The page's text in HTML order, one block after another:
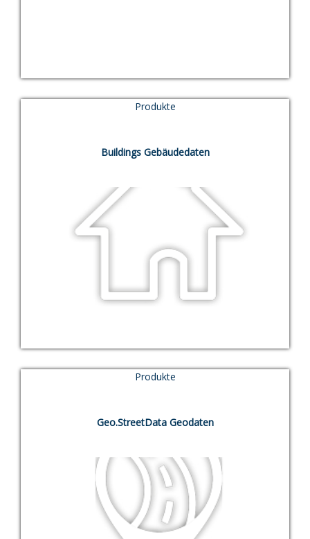
Produkte
Buildings Gebäudedaten
Produkte
Geo.StreetData Geodaten